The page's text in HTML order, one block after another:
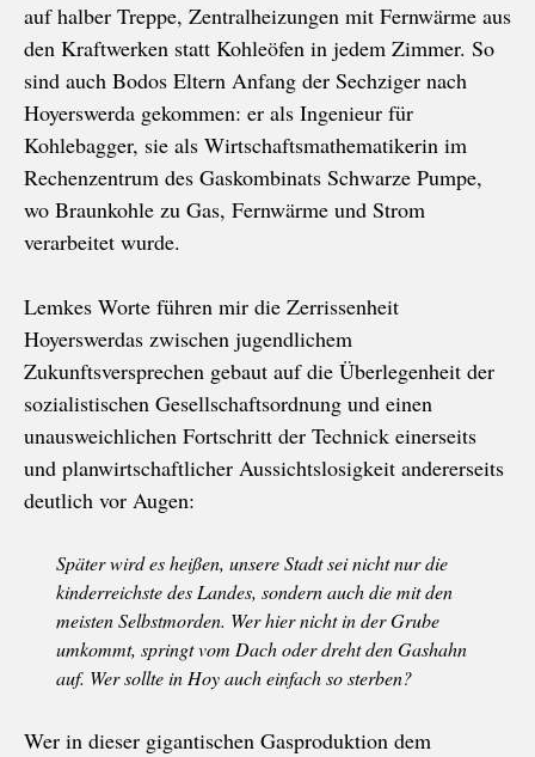
auf halber Treppe, Zentralheizungen mit Fernwärme aus
den Kraftwerken statt Kohleöfen in jedem Zimmer. So
sind auch Bodos Eltern Anfang der Sechziger nach
Hoyerswerda gekommen: er als Ingenieur für
Kohlebagger, sie als Wirtschaftsmathematikerin im
Rechenzentrum des Gaskombinats Schwarze Pumpe,
wo Braunkohle zu Gas, Fernwärme und Strom
verarbeitet wurde.
Lemkes Worte führen mir die Zerrissenheit
Hoyerswerdas zwischen jugendlichem
Zukunftsversprechen gebaut auf die Überlegenheit der
sozialistischen Gesellschaftsordnung und einen
unausweichlichen Fortschritt der Technick einerseits
und planwirtschaftlicher Aussichtslosigkeit andererseits
deutlich vor Augen:
Später wird es heißen, unsere Stadt sei nicht nur die
kinderreichste des Landes, sondern auch die mit den
meisten Selbstmorden. Wer hier nicht in der Grube
umkommt, springt vom Dach oder dreht den Gashahn
auf. Wer sollte in Hoy auch einfach so sterben?
Wer in dieser gigantischen Gasproduktion dem